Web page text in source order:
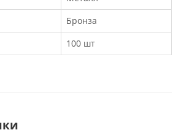
Бронза
100 шт